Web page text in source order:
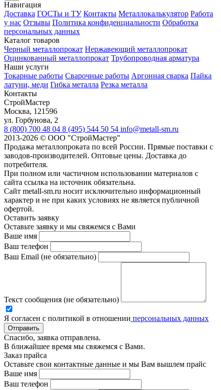
Навигация
Доставка ГОСТы и ТУ Контакты Металлокалькулятор Работа
у нас Отзывы Политика конфиденциальности Обработка
персональных данных
Каталог товаров
Черный металлопрокат Нержавеющий металлопрокат
Оцинкованный металлопрокат Трубопроводная арматура
Наши услуги
Токарные работы Сварочные работы Аргонная сварка Пайка
латуни, меди Гибка металла Резка металла
Контакты
СтройМастер
Москва, 121596
ул. Горбунова, 2
8 (800) 700 48 04 8 (495) 544 50 54 info@metall-sm.ru
2013-2026 © ООО "СтройМастер"
Продажа металлопроката по всей России. Прямые поставки с
заводов-производителей. Оптовые цены. Доставка до
потребителя.
При полном или частичном использовании материалов с
сайта ссылка на источник обязательна.
Сайт metall-sm.ru носит исключительно информационный
характер и не при каких условиях не является публичной
офертой.
Оставить заявку
Оставьте заявку и мы свяжемся с Вами
Ваше имя
Ваш телефон
Ваш Email (не обязательно)
Текст сообщения (не обязательно)
Я согласен с политикой в отношении персональных данных
Отправить
Спасибо, заявка отправлена.
В ближайшее время мы свяжемся с Вами.
Заказ прайса
Оставьте свои контактные данные и мы Вам вышлем прайс
Ваше имя
Ваш телефон